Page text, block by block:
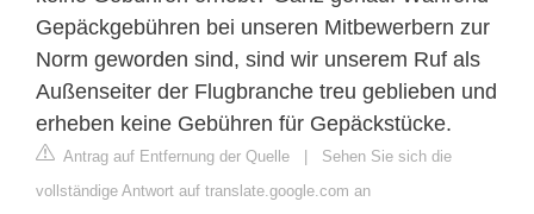
Gepäckgebühren bei unseren Mitbewerbern zur
Norm geworden sind, sind wir unserem Ruf als
Außenseiter der Flugbranche treu geblieben und
erheben keine Gebühren für Gepäckstücke.
Antrag auf Entfernung der Quelle | Sehen Sie sich die
vollständige Antwort auf translate.google.com an